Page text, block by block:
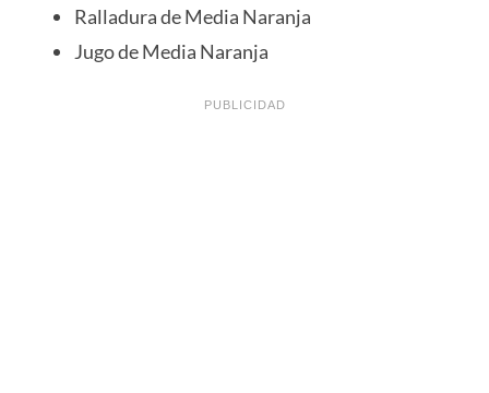
Ralladura de Media Naranja
Jugo de Media Naranja
PUBLICIDAD